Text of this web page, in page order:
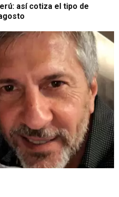
así cotiza el tipo de